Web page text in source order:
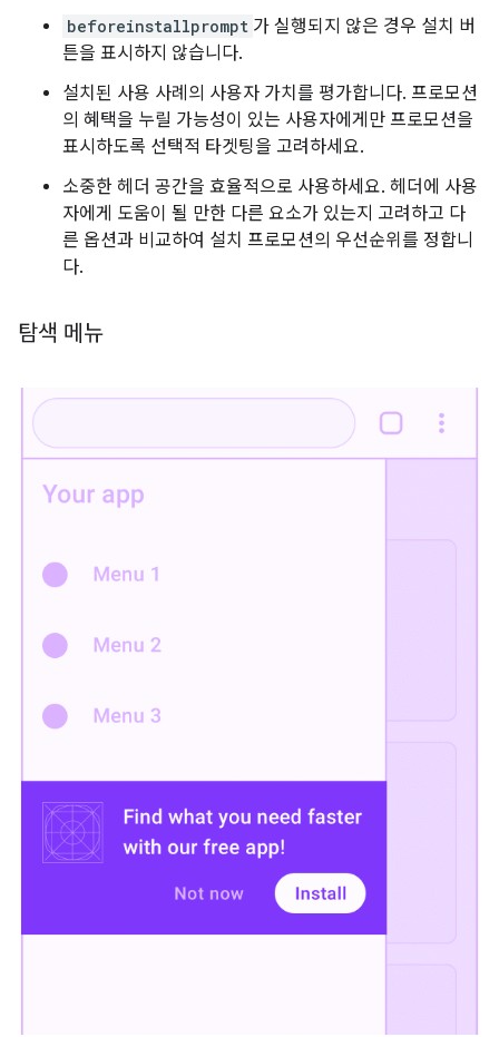
beforeinstallprompt 가 실행되지 않은 경우 설치 버
튼을 표시하지 않습니다.
설치된 사용 사례의 사용자 가치를 평가합니다. 프로모션
의 혜택을 누릴 가능성이 있는 사용자에게만 프로모션을
표시하도록 선택적 타겟팅을 고려하세요.
소중한 헤더 공간을 효율적으로 사용하세요. 헤더에 사용
자에게 도움이 될 만한 다른 요소가 있는지 고려하고 다
른 옵션과 비교하여 설치 프로모션의 우선순위를 정합니
다.
탐색 메뉴